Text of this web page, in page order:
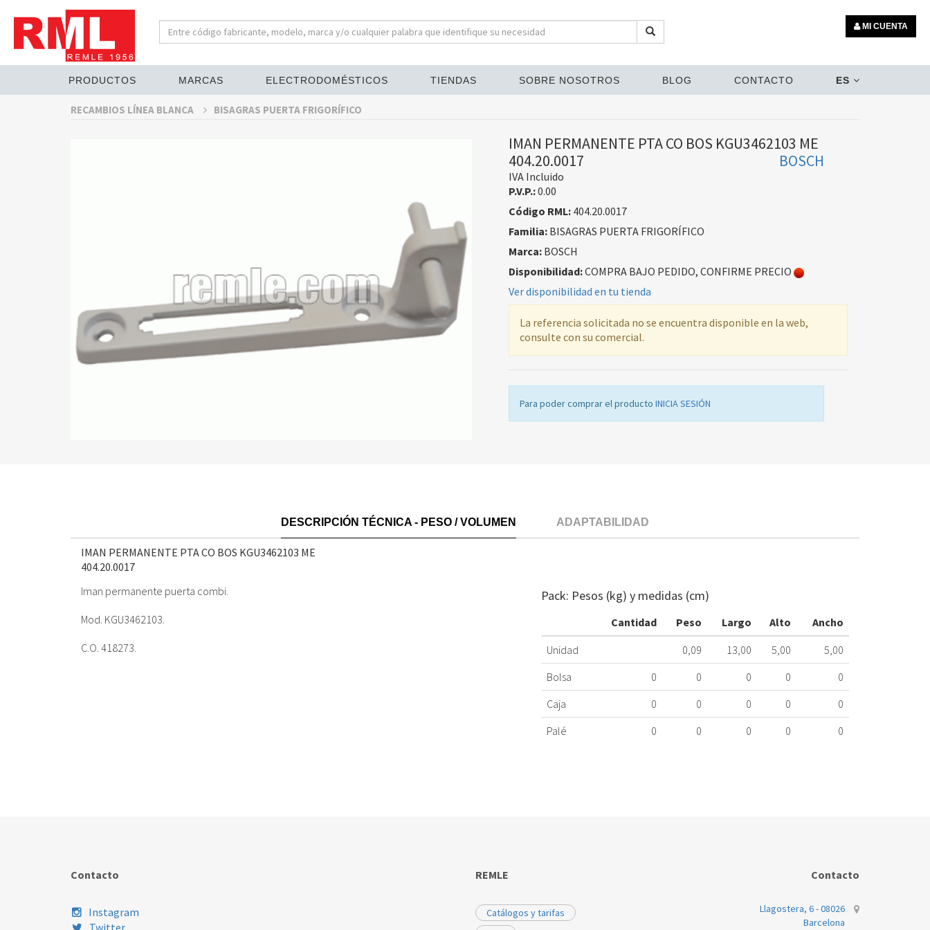
MI CUENTA
PRODUCTOS MARCAS ELECTRODOMÉSTICOS TIENDAS SOBRE NOSOTROS BLOG CONTACTO ES
RECAMBIOS LÍNEA BLANCA BISAGRAS PUERTA FRIGORÍFICO
IMAN PERMANENTE PTA CO BOS KGU3462103 ME
404.20.0017
BOSCH
IVA Incluido
P.V.P.:0.00
Código RML:404.20.0017
Familia:BISAGRAS PUERTA FRIGORÍFICO
Marca:BOSCH
Disponibilidad:COMPRA BAJO PEDIDO, CONFIRME PRECIO
Ver disponibilidad en tu tienda
La referencia solicitada no se encuentra disponible en la web,
consulte con su comercial.
Para poder comprar el producto INICIA SESIÓN
DESCRIPCIÓN TÉCNICA - PESO / VOLUMEN ADAPTABILIDAD
IMAN PERMANENTE PTA CO BOS KGU3462103 ME
404.20.0017
Iman permanente puerta combi.
Mod. KGU3462103.
C.O. 418273.
Pack: Pesos (kg) y medidas (cm)
Cantidad Peso Largo Alto
Ancho
Unidad
0,09 13,00 5,00
5,00
Bolsa
0 0 0 0
0
Caja
0 0 0 0
0
Palé
0 0 0 0 0
Contacto
Instagram
Twitter
REMLE
Catálogos y tarifas
Contacto
Llagostera, 6 - 08026
Barcelona